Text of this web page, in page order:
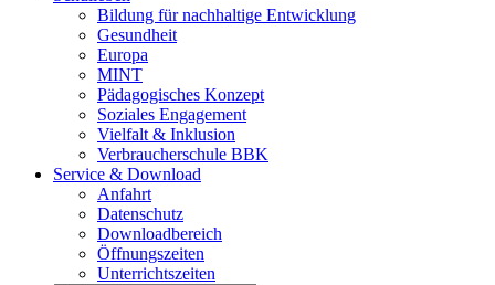
Bildung für nachhaltige Entwicklung
Gesundheit
Europa
MINT
Pädagogisches Konzept
Soziales Engagement
Vielfalt & Inklusion
Verbraucherschule BBK
Service & Download
Anfahrt
Datenschutz
Downloadbereich
Öffnungszeiten
Unterrichtszeiten